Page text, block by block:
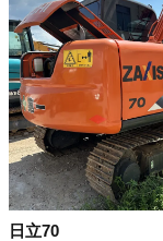
日立70